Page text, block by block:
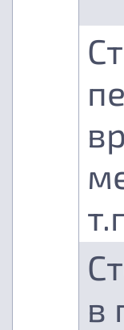
в